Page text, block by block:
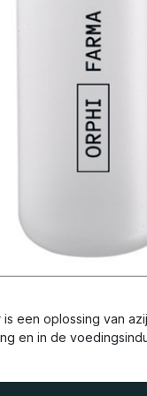
een oplossing van
en in de